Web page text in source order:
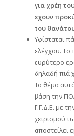
για χρέη
έχουν
του
Υφίσταται
ελέγχου. Το
ευρύτερο
δηλαδή πιά
Το θέμα
βάση την
Γ.Γ.Δ.Ε. με
χειρισμού
αποστείλει